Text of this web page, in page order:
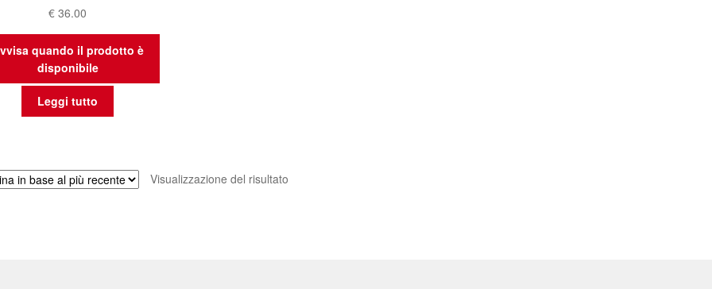
€ 36.00
quando il prodotto è
disponibile
Leggi tutto
Visualizzazione del risultato